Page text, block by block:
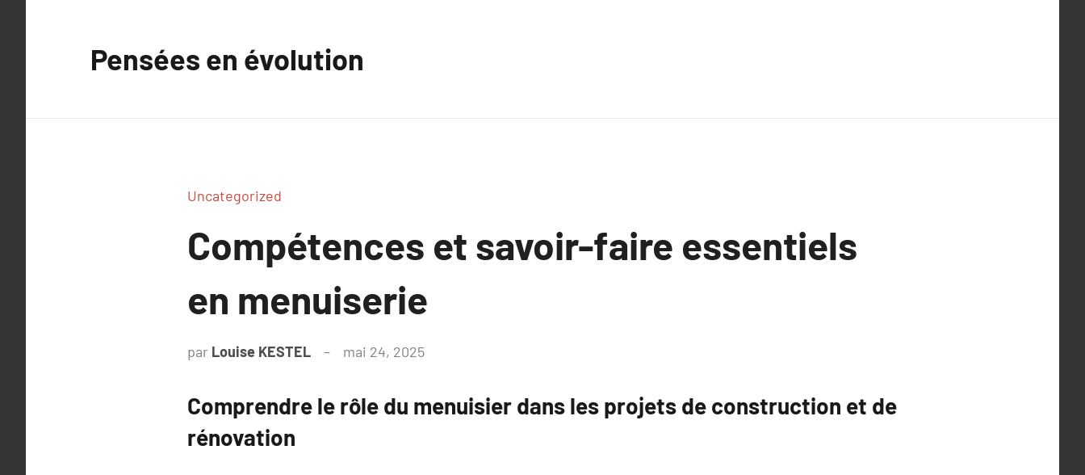
Pensées en évolution
Uncategorized
Compétences et savoir-faire essentiels
en menuiserie
par Louise KESTEL mai 24, 2025
Comprendre le rôle du menuisier dans les projets de construction et de
rénovation